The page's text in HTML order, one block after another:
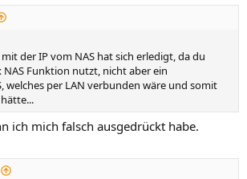
der IP vom NAS hat sich erledigt, da du
Funktion nutzt, nicht aber ein
welches per LAN verbunden wäre und somit
ich mich falsch ausgedrückt habe.